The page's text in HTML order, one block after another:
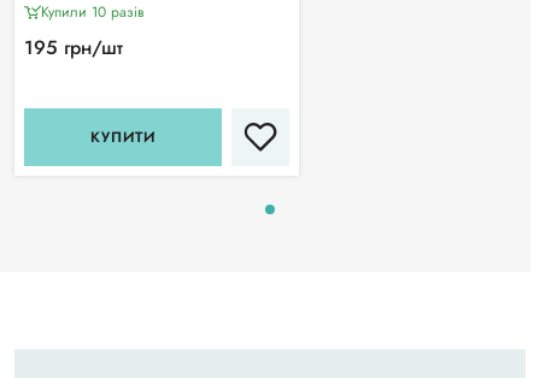
Купили 10 разiв
195 грн/шт
КУПИТИ